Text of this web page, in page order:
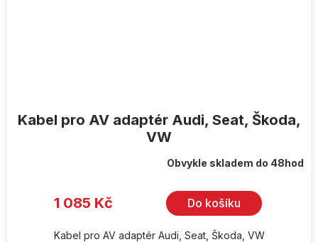
Kabel pro AV adaptér Audi, Seat, Škoda,
VW
Obvykle skladem do 48hod
1 085 Kč Do košíku
Kabel pro AV adaptér Audi, Seat, Škoda, VW